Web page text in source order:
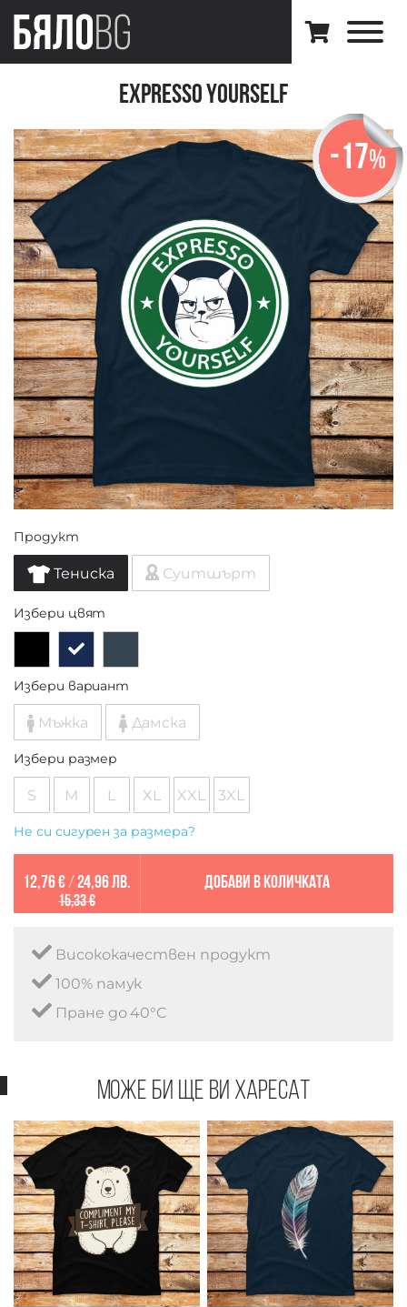
Expresso Yourself
-17%
Продукт
Тениска Суитшърт
Избери цвят
Избери вариант
Мъжка Дамска
Избери размер
S M L XL XXL 3XL
Не си сигурен за размера?
12,76 €/ 24,96 лв.
15,33 €
Добави в количката
Висококачествен продукт
100% памук
Пране до 40°C
Може би ще ви харесат